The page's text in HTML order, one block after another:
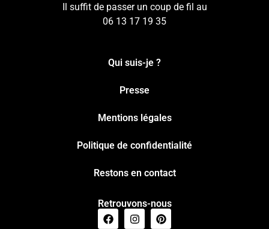
Il suffit de passer un coup de fil au
06 13 17 19 35
Qui suis-je ?
Presse
Mentions légales
Politique de confidentialité
Restons en contact
Retrouvons-nous